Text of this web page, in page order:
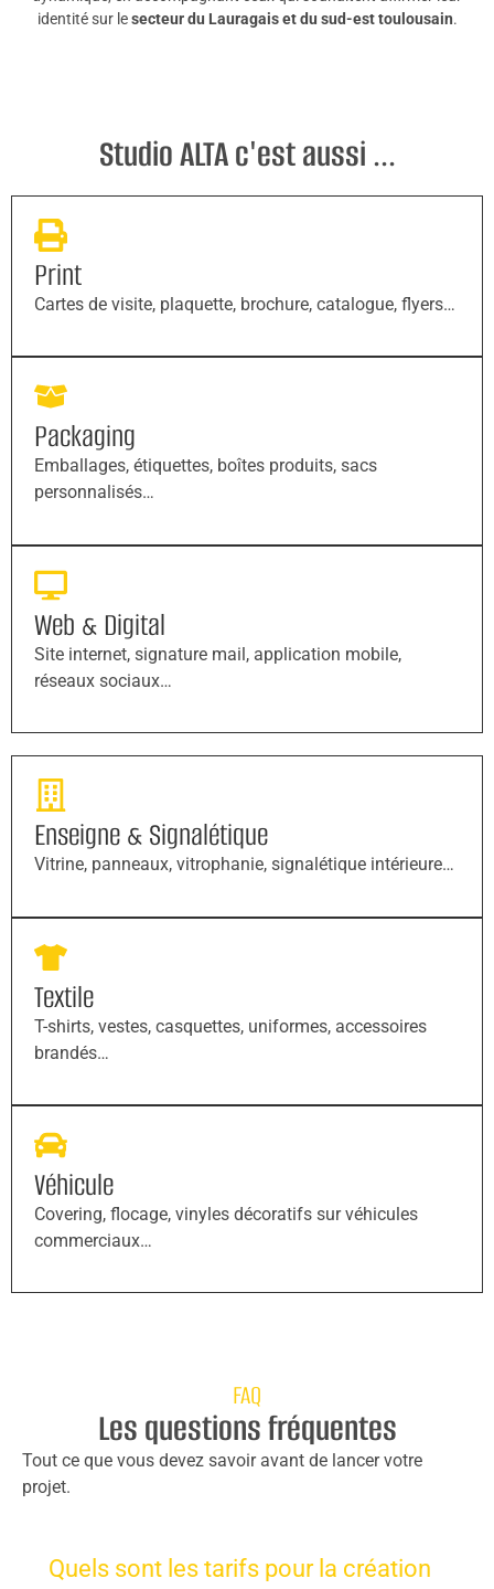
identité sur lesecteur du Lauragais et du sud-est toulousain.
Studio ALTA c'est aussi ...
Print
Cartes de visite, plaquette, brochure, catalogue, flyers…
Packaging
Emballages, étiquettes, boîtes produits, sacs
personnalisés…
Web & Digital
Site internet, signature mail, application mobile,
réseaux sociaux…
Enseigne & Signalétique
Vitrine, panneaux, vitrophanie, signalétique intérieure…
Textile
T-shirts, vestes, casquettes, uniformes, accessoires
brandés…
Véhicule
Covering, flocage, vinyles décoratifs sur véhicules
commerciaux…
FAQ
Les questions fréquentes
Tout ce que vous devez savoir avant de lancer votre
projet.
Quels sont les tarifs pour la création